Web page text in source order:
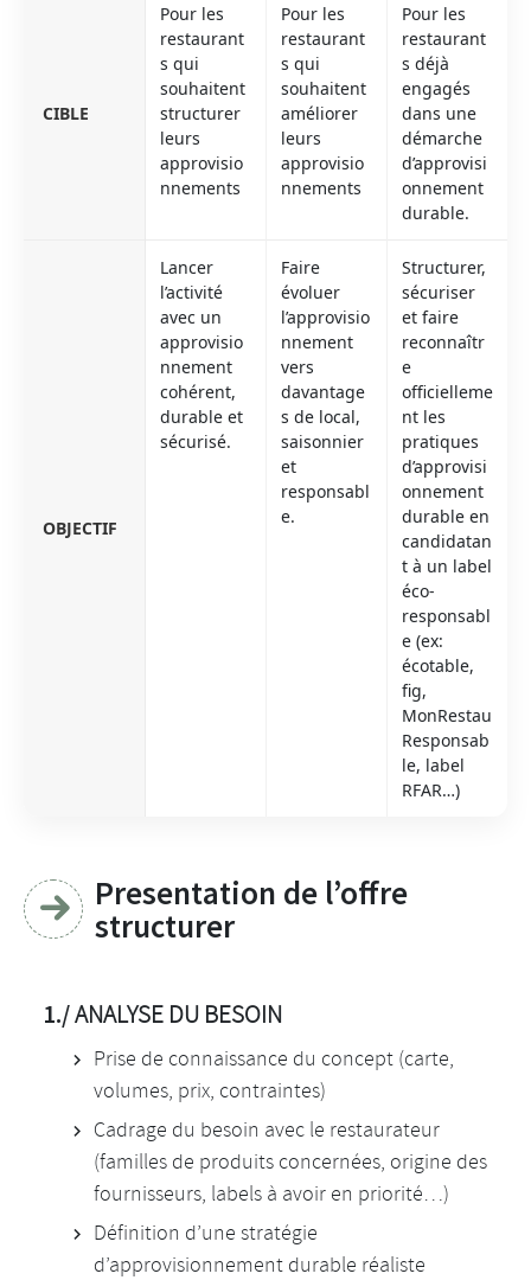
CIBLE
Pour les
restaurant
s qui
souhaitent
structurer
leurs
approvisio
nnements
Pour les
restaurant
s qui
souhaitent
améliorer
leurs
approvisio
nnements
Pour les
restaurant
s déjà
engagés
dans une
démarche
d’approvisi
onnement
durable.
OBJECTIF
Lancer
l’activité
avec un
approvisio
nnement
cohérent,
durable et
sécurisé.
Faire
évoluer
l’approvisio
nnement
vers
davantage
s de local,
saisonnier
et
responsabl
e.
Structurer,
sécuriser
et faire
reconnaîtr
e
officielleme
nt les
pratiques
d’approvisi
onnement
durable en
candidatan
t à un label
éco-
responsabl
e (ex:
écotable,
fig,
MonRestau
Responsab
le, label
RFAR…)
Presentation de l’offre
structurer
1./ANALYSE DU BESOIN
Prise de connaissance du concept (carte,
volumes, prix, contraintes)
Cadrage du besoin avec le restaurateur
(familles de produits concernées, origine des
fournisseurs, labels à avoir en priorité…)
Définition d’une stratégie
d’approvisionnement durable réaliste